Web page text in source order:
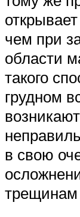
чем при
области
такого
грудном
в свою
трещинам